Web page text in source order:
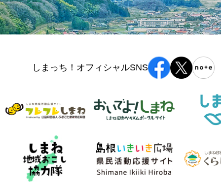
しまっち！オフィシャルSNS